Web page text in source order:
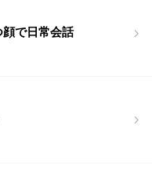
で日常会話